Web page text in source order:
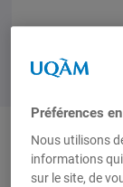
Préférences
Nous utilisons
informations
sur le site, de